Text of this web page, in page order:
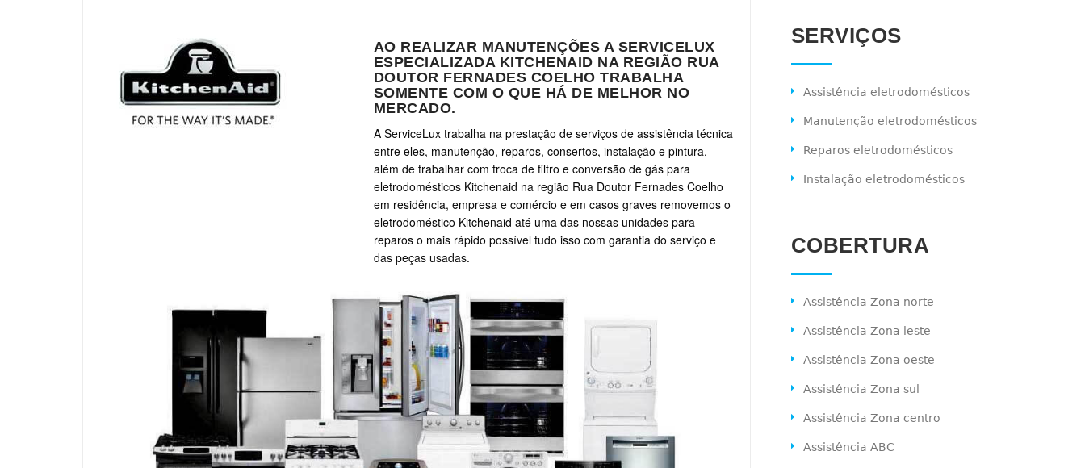
AO REALIZAR MANUTENÇÕES A SERVICELUX
ESPECIALIZADA KITCHENAID NA REGIÃO RUA
DOUTOR FERNADES COELHO TRABALHA
SOMENTE COM O QUE HÁ DE MELHOR NO
MERCADO.
A ServiceLux trabalha na prestação de serviços de assistência técnica
entre eles, manutenção, reparos, consertos, instalação e pintura,
além de trabalhar com troca de filtro e conversão de gás para
eletrodomésticos Kitchenaid na região Rua Doutor Fernades Coelho
em residência, empresa e comércio e em casos graves removemos o
eletrodoméstico Kitchenaid até uma das nossas unidades para
reparos o mais rápido possível tudo isso com garantia do serviço e
das peças usadas.
SERVIÇOS
Assistência eletrodomésticos
Manutenção eletrodomésticos
Reparos eletrodomésticos
Instalação eletrodomésticos
COBERTURA
Assistência Zona norte
Assistência Zona leste
Assistência Zona oeste
Assistência Zona sul
Assistência Zona centro
Assistência ABC